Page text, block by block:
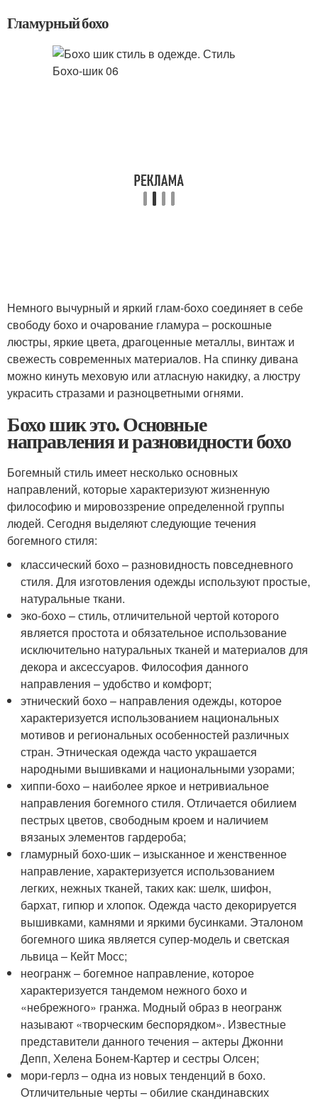
Гламурный бохо
Немного вычурный и яркий глам-бохо соединяет в себе
свободу бохо и очарование гламура – роскошные
люстры, яркие цвета, драгоценные металлы, винтаж и
свежесть современных материалов. На спинку дивана
можно кинуть меховую или атласную накидку, а люстру
украсить стразами и разноцветными огнями.
Бохо шик это. Основные
направления и разновидности бохо
Богемный стиль имеет несколько основных
направлений, которые характеризуют жизненную
философию и мировоззрение определенной группы
людей. Сегодня выделяют следующие течения
богемного стиля:
классический бохо – разновидность повседневного
стиля. Для изготовления одежды используют простые,
натуральные ткани.
эко-бохо – стиль, отличительной чертой которого
является простота и обязательное использование
исключительно натуральных тканей и материалов для
декора и аксессуаров. Философия данного
направления – удобство и комфорт;
этнический бохо – направления одежды, которое
характеризуется использованием национальных
мотивов и региональных особенностей различных
стран. Этническая одежда часто украшается
народными вышивками и национальными узорами;
хиппи-бохо – наиболее яркое и нетривиальное
направления богемного стиля. Отличается обилием
пестрых цветов, свободным кроем и наличием
вязаных элементов гардероба;
гламурный бохо-шик – изысканное и женственное
направление, характеризуется использованием
легких, нежных тканей, таких как: шелк, шифон,
бархат, гипюр и хлопок. Одежда часто декорируется
вышивками, камнями и яркими бусинками. Эталоном
богемного шика является супер-модель и светская
львица – Кейт Мосс;
неогранж – богемное направление, которое
характеризуется тандемом нежного бохо и
«небрежного» гранжа. Модный образ в неогранж
называют «творческим беспорядком». Известные
представители данного течения – актеры Джонни
Депп, Хелена Бонем-Картер и сестры Олсен;
мори-герлз – одна из новых тенденций в бохо.
Отличительные черты – обилие скандинавских